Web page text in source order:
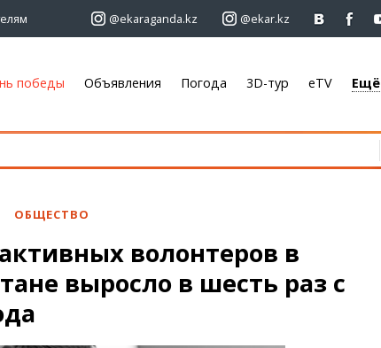
@ekaraganda.kz @ekar.kz
Объявления
Услуги
Электроника
Мебель
победы Объявления Погода 3D-тур eTV Ещё
ОБЩЕСТВО
волонтеров в
выросло в шесть раз с